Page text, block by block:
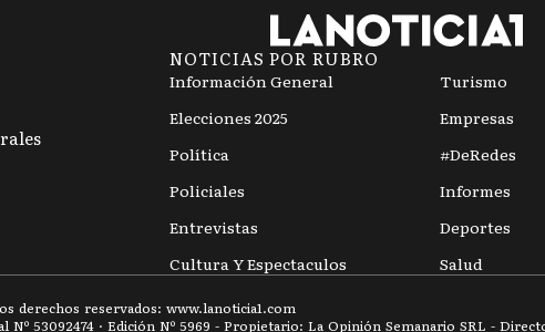
NOTICIAS POR RUBRO
Información General
Elecciones 2025
Política
Policiales
Entrevistas
Cultura Y Espectaculos
Turismo
Empresas
#DeRedes
Informes
Deportes
Salud
derechos reservados: www.lanoticia1.com
53092474 · Edición Nº 5969 - Propietario: La Opinión Semanario SRL -